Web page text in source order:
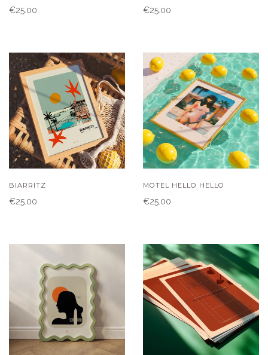
€25.00 €25.00
BIARRITZ
€25.00
MOTEL HELLO HELLO
€25.00